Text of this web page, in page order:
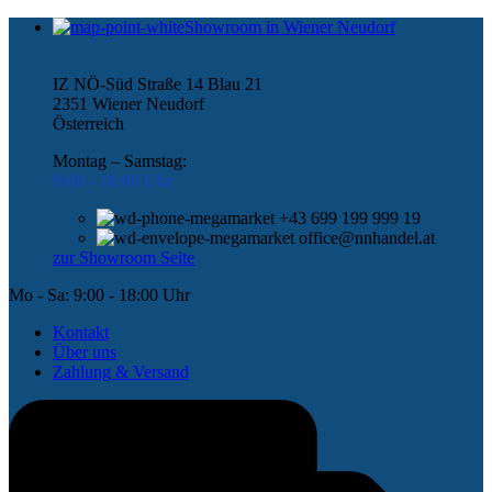
Showroom in Wiener Neudorf
IZ NÖ-Süd Straße 14 Blau 21
2351 Wiener Neudorf
Österreich
Montag – Samstag:
9:00 - 18:00 Uhr
+43 699 199 999 19
office@nnhandel.at
zur Showroom Seite
Mo - Sa: 9:00 - 18:00 Uhr
Kontakt
Über uns
Zahlung & Versand